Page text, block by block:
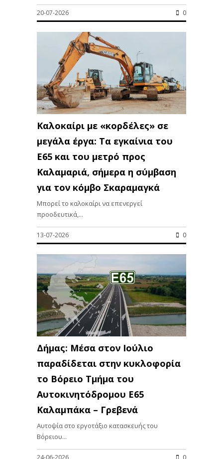
20-07-2026 0
Καλοκαίρι με «κορδέλες» σε
μεγάλα έργα: Τα εγκαίνια του
Ε65 και του μετρό προς
Καλαμαριά, σήμερα η σύμβαση
για τον κόμβο Σκαραμαγκά
Μπορεί το καλοκαίρι να επενεργεί
προοδευτικά,...
13-07-2026 0
Δήμας: Μέσα στον Ιούλιο
παραδίδεται στην κυκλοφορία
το Βόρειο Τμήμα του
Αυτοκινητόδρομου Ε65
Καλαμπάκα – Γρεβενά
Αυτοψία στο εργοτάξιο κατασκευής του
Βόρειου...